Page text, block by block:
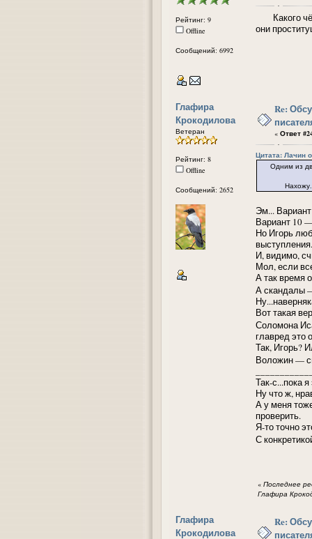
Рейтинг: 9
Offline
Сообщений: 6992
Какого
они
Глафира
Крокодилова
Ветеран
Рейтинг: 8
Offline
Сообщений: 2652
Re:
« Ответ
Цитата: Лачин
Одним из
Нахожу. То
Эм...
Вариант 10
Но Игорь
выступления.
И, видимо,
Мол, если
А так время
А скандалы
Вот такая
Соломона
главред это
Так, Игорь?
Воложин —
Так-с...пока
Ну что ж,
А у меня
проверить.
Я-то точно
С
« Последнее
Глафира
Глафира
Крокодилова
Re: